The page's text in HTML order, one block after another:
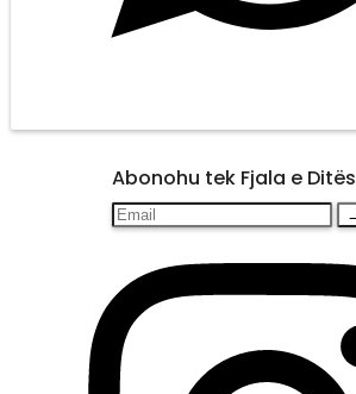
Abonohu tek Fjala e Ditës